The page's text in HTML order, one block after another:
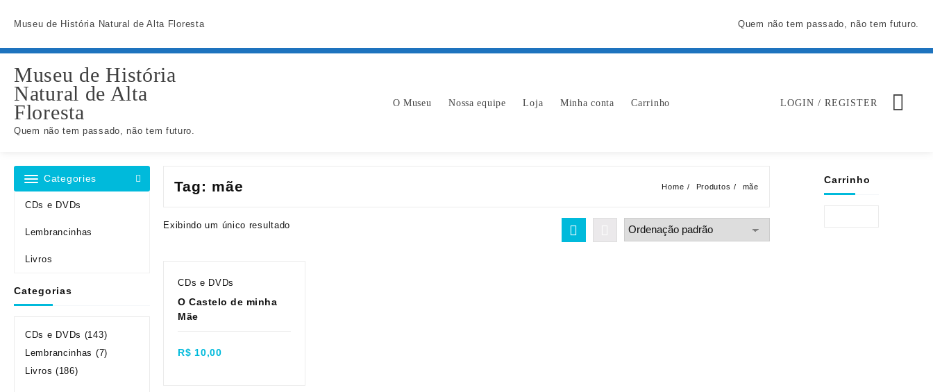
Museu de História Natural de Alta Floresta Quem não tem passado, não tem futuro.
Museu de História
Natural de Alta
Floresta
Quem não tem passado, não tem futuro.
O Museu Nossa equipe Loja Minha conta Carrinho LOGIN / REGISTER
Categories
CDs e DVDs
Lembrancinhas
Livros
Categorias
CDs e DVDs (143)
Lembrancinhas (7)
Livros (186)
Tag: mãe Home Produtos mãe
Exibindo um único resultado
CDs e DVDs
O Castelo de minha
Mãe
R$ 10,00
Carrinho